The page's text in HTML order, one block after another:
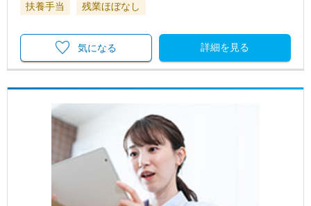
扶養手当
残業ほぼなし
詳細を見る
気になる